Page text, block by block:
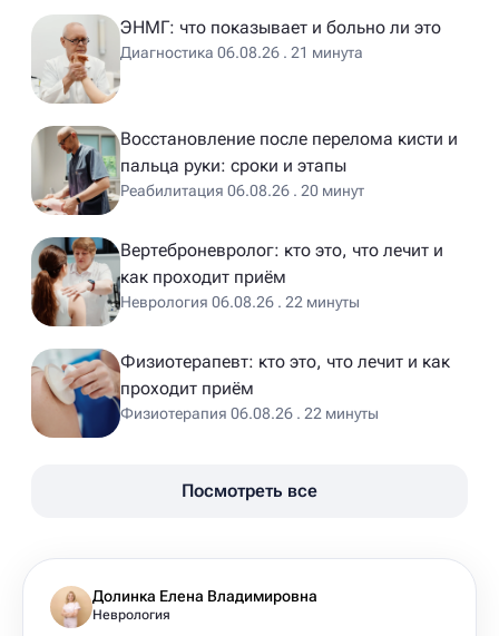
ЭНМГ: что показывает и больно ли это
Диагностика 06.08.26 . 21 минута
Восстановление после перелома кисти и
пальца руки: сроки и этапы
Реабилитация 06.08.26 . 20 минут
Вертеброневролог: кто это, что лечит и
как проходит приём
Неврология 06.08.26 . 22 минуты
Физиотерапевт: кто это, что лечит и как
проходит приём
Физиотерапия 06.08.26 . 22 минуты
Посмотреть все
Долинка Елена Владимировна
Неврология